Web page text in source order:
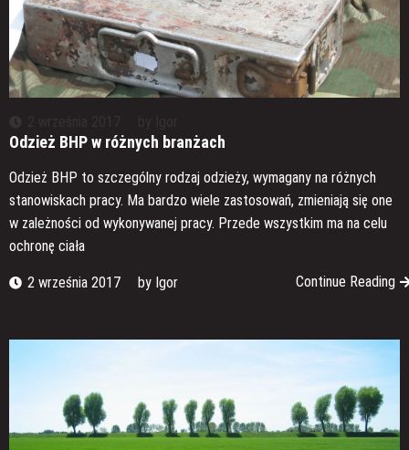
Odzież BHP w różnych branżach
Odzież BHP to szczególny rodzaj odzieży, wymagany na różnych
stanowiskach pracy. Ma bardzo wiele zastosowań, zmieniają się one
w zależności od wykonywanej pracy. Przede wszystkim ma na celu
ochronę ciała
2 września 2017 by Igor Continue Reading